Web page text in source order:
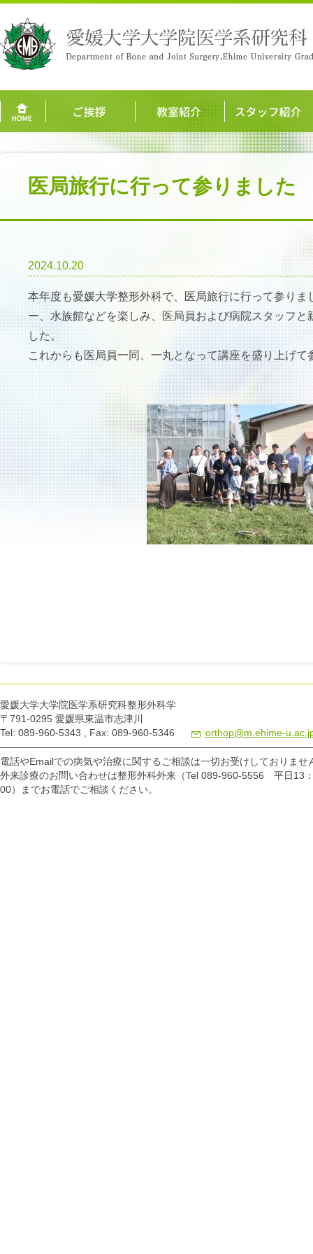
医局旅行に行って参りました
2024.10.20
本年度も愛媛大学整形外科で、医局旅行に行って参りま
ー、水族館などを楽しみ、医局員および病院スタッフ
した。
これからも医局員一同、一丸となって講座を盛り上げて
愛媛大学大学院医学系研究科整形外科学
〒791-0295 愛媛県東温市志津川
Tel: 089-960-5343 , Fax: 089-960-5346
orthop@m.ehime-
電話やEmailでの病気や治療に関するご相談は一切お受けしておりませ
外来診療のお問い合わせは整形外科外来（Tel 089-960-5556 平日13
00）までお電話でご相談ください。